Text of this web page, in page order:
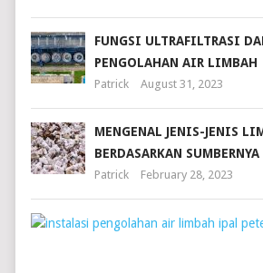
FUNGSI ULTRAFILTRASI
PENGOLAHAN AIR LIMBAH
Patrick August 31, 2023
MENGENAL JENIS-JENIS
BERDASARKAN SUMBERNYA
Patrick February 28, 2023